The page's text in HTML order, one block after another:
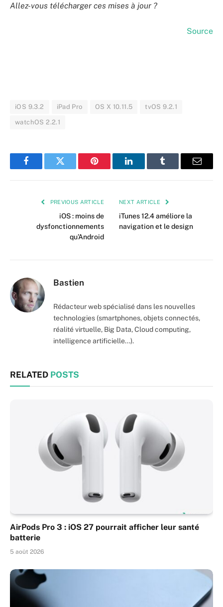
Allez-vous télécharger ces mises à jour ?
Source
iOS 9.3.2 iPad Pro OS X 10.11.5 tvOS 9.2.1
watchOS 2.2.1
FacebookTwitter Pinterest LinkedInTumblr Email
PREVIOUS ARTICLE
iOS : moins de
dysfonctionnements
qu’Android
NEXT ARTICLE
iTunes 12.4 améliore la
navigation et le design
Bastien
Rédacteur web spécialisé dans les nouvelles
technologies (smartphones, objets connectés,
réalité virtuelle, Big Data, Cloud computing,
intelligence artificielle...).
RELATED POSTS
AirPods Pro 3 : iOS 27 pourrait afficher leur santé
batterie
5 août 2026